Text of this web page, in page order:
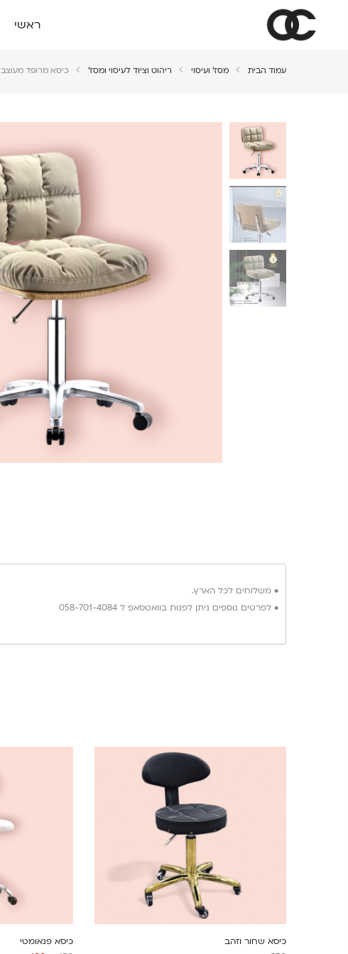
ראשי
עמוד הבית מסז' ועיסוי ריהוט וציוד לעיסוי ומסז' כיסא מרופד מעוצב
• משלוחים לכל הארץ.
• לפרטים נוספים ניתן לפנות בוואטסאפ ל 058-701-4084
כיסא שחור וזהב
כיסא פנאומטי